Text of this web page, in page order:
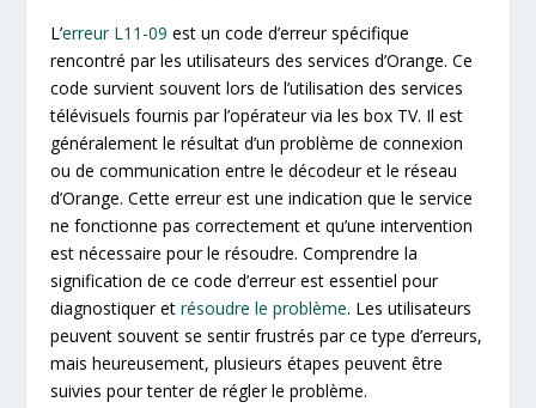
L’erreur L11-09 est un code d’erreur spécifique
rencontré par les utilisateurs des services d’Orange. Ce
code survient souvent lors de l’utilisation des services
télévisuels fournis par l’opérateur via les box TV. Il est
généralement le résultat d’un problème de connexion
ou de communication entre le décodeur et le réseau
d’Orange. Cette erreur est une indication que le service
ne fonctionne pas correctement et qu’une intervention
est nécessaire pour le résoudre. Comprendre la
signification de ce code d’erreur est essentiel pour
diagnostiquer etrésoudre le problème. Les utilisateurs
peuvent souvent se sentir frustrés par ce type d’erreurs,
mais heureusement, plusieurs étapes peuvent être
suivies pour tenter de régler le problème.